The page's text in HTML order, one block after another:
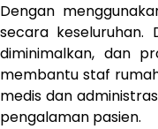
Dengan
secara
diminimalkan, dan
membantu staf
medis dan
pengalaman pasien.